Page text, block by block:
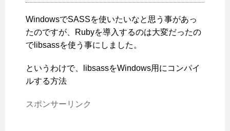
WindowsでSASSを使いたいなと思う事があっ
たのですが、Rubyを導入するのは大変だったの
でlibsassを使う事にしました。
というわけで、libsassをWindows用にコンパイ
ルする方法
スポンサーリンク